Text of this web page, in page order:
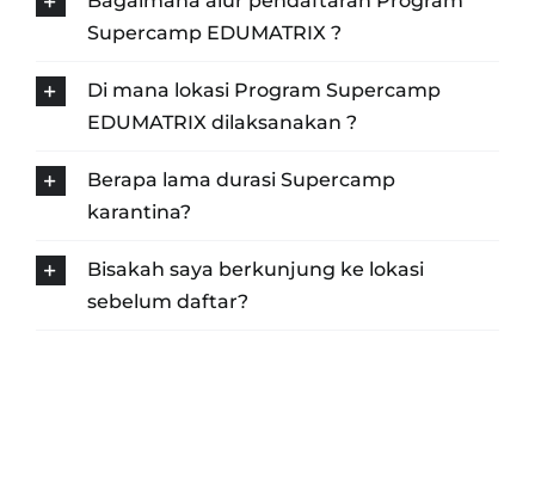
Supercamp EDUMATRIX ?
Di mana lokasi Program Supercamp
EDUMATRIX dilaksanakan ?
Berapa lama durasi Supercamp
karantina?
Bisakah saya berkunjung ke lokasi
sebelum daftar?